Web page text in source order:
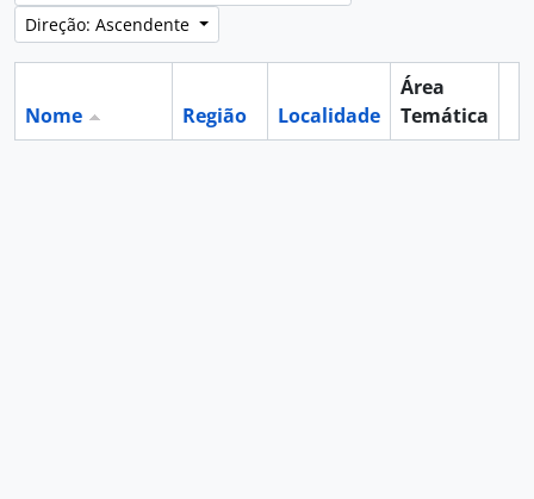
Direção: Ascendente
Nome Região Localidade
Área
Temática